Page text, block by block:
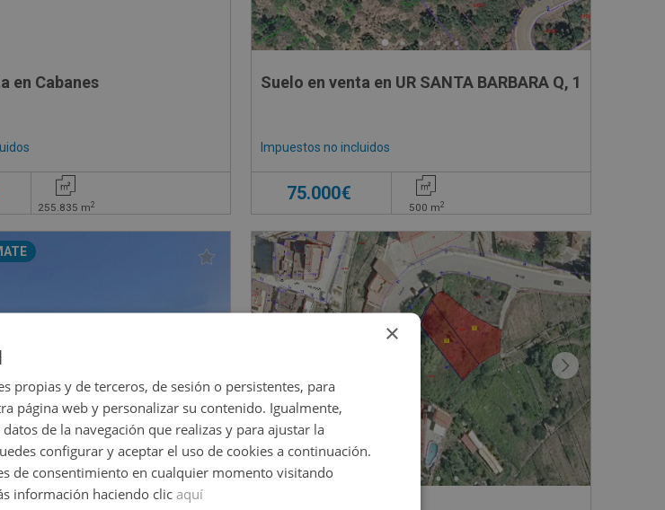
en Cabanes
255.835 m2
Suelo en venta en UR SANTA BARBARA Q, 1
Impuestos no incluidos
75.000€
500 m2
×
propias y de terceros, de sesión o persistentes, para
página web y personalizar su contenido. Igualmente,
de la navegación que realizas y para ajustar la
configurar y aceptar el uso de cookies a continuación.
de consentimiento en cualquier momento visitando
información haciendo clic aquí